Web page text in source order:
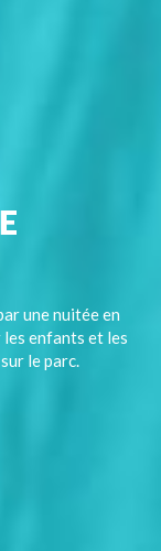
une nuitée en
enfants et les
le parc.